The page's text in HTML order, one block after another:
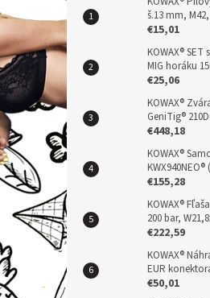
n
e
l
š.13 mm,
€15,01
KOWAX®
MIG horáku
€25,06
KOWAX®
GeniTig®
€448,18
KOWAX®
€155,28
KOWAX®
200 bar,
€222,59
KOWAX®
EUR
€50,01